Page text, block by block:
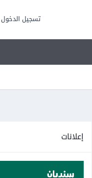
تسجيل الدخول
إعلانات